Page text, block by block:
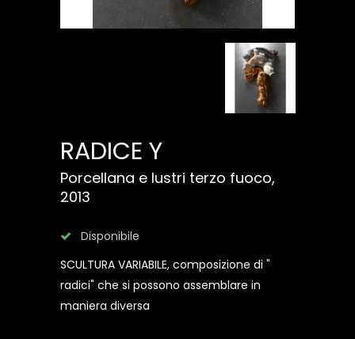
RADICE Y
Porcellana e lustri terzo fuoco,
2013
Disponibile
SCULTURA VARIABILE, composizione di "
radici" che si possono assemblare in
maniera diversa